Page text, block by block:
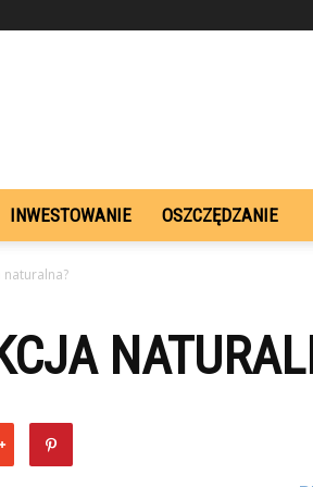
INWESTOWANIE OSZCZĘDZANIE
naturalna?